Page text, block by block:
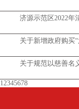
济源示范区2022年
关于新增政府购买
关于规范以慈善名
12345678